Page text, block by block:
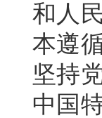
和人
本遵
坚持
中国